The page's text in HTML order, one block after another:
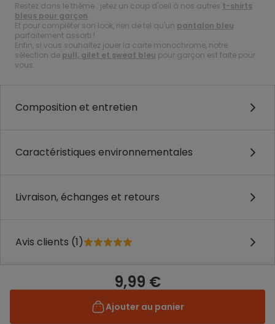
Restez dans le thème : jetez un coup d'oeil à nos autres t-shirts
bleus pour garçon.
Et pour compléter son look, rien de tel qu'un pantalon bleu
parfaitement assorti !
Enfin, si vous souhaitez jouer la carte monochrome, notre
sélection de pull, gilet et sweat bleu pour garçon est faite pour
vous.
Composition et entretien
Caractéristiques environnementales
Livraison, échanges et retours
Avis clients (1)
9,99 €
Ajouter au panier